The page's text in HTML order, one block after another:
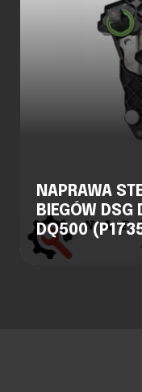
NAPRAWA
BIEGÓW
DQ500